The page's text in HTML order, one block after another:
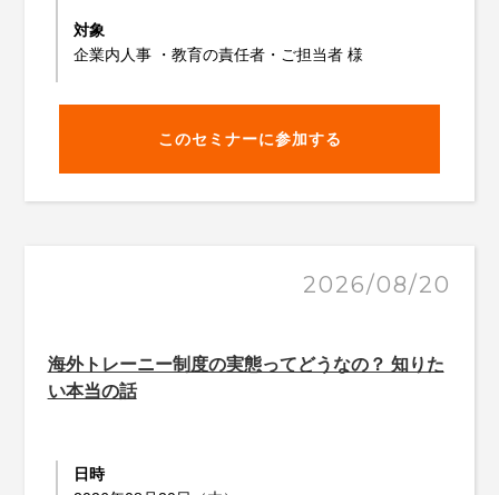
対象
企業内人事 ・教育の責任者・ご担当者 様
このセミナーに参加する
2026/08/20
海外トレーニー制度の実態ってどうなの？ 知りた
い本当の話
日時